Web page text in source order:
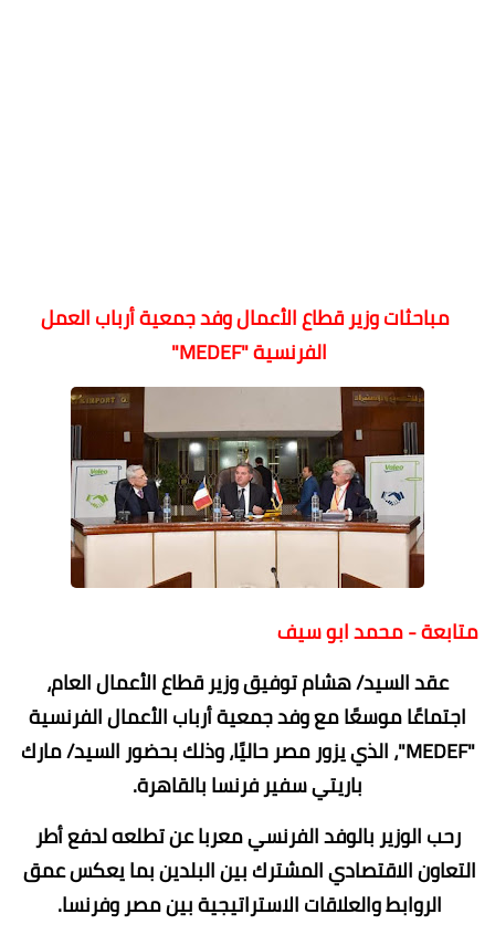
مباحثات وزير قطاع الأعمال وفد جمعية أرباب العمل
الفرنسية "MEDEF"
متابعة - محمد ابو سيف
عقد السيد/ هشام توفيق وزير قطاع الأعمال العام،
اجتماعًا موسعًا مع وفد جمعية أرباب الأعمال الفرنسية
"MEDEF"، الذي يزور مصر حاليًا، وذلك بحضور السيد/ مارك
باريتي سفير فرنسا بالقاهرة.
رحب الوزير بالوفد الفرنسي معربا عن تطلعه لدفع أطر
التعاون الاقتصادي المشترك بين البلدين بما يعكس عمق
الروابط والعلاقات الاستراتيجية بين مصر وفرنسا.